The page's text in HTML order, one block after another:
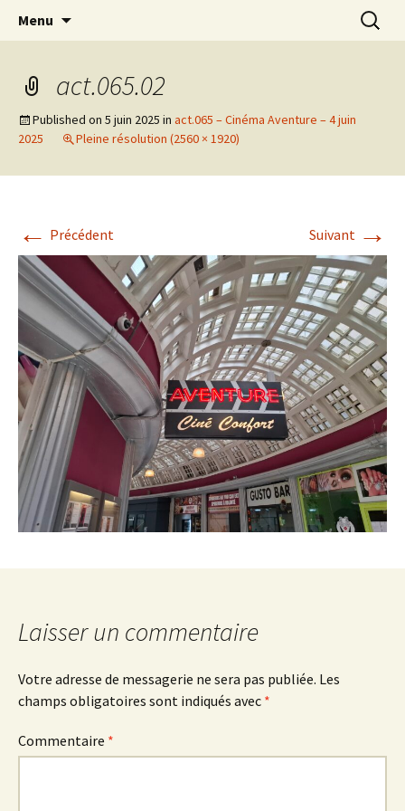
L'Oranger AMO
Actions en Milieu Ouvert
Menu
act.065.02
Published on 5 juin 2025 in act.065 – Cinéma Aventure – 4 juin
2025
Pleine résolution (2560 × 1920)
← Précédent Suivant →
Laisser un commentaire
Votre adresse de messagerie ne sera pas publiée. Les
champs obligatoires sont indiqués avec *
Commentaire *